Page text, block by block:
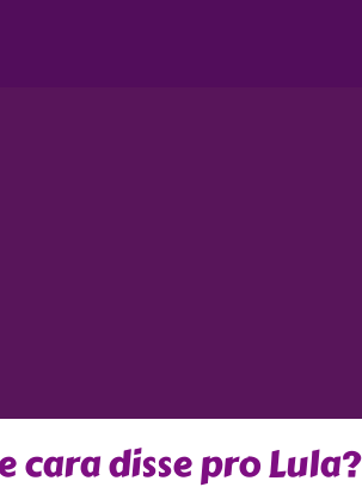
cara disse pro Lula?